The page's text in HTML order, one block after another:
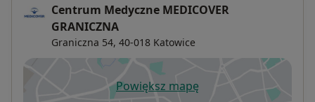
Centrum Medyczne MEDICOVER
GRANICZNA
Graniczna 54, 40-018 Katowice
Powiększ mapęotwiera się w nowej karcie